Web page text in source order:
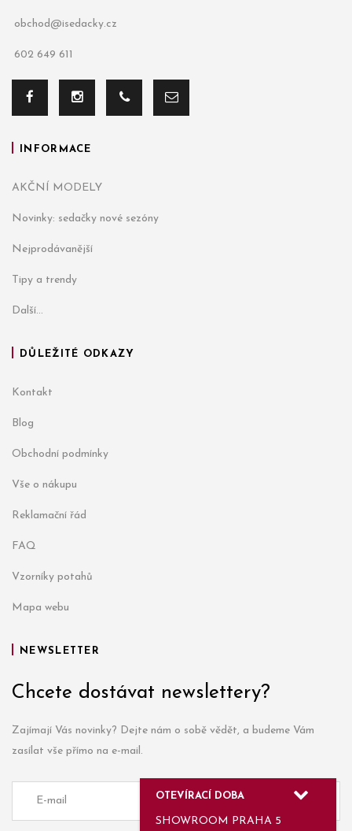
obchod@isedacky.cz
602 649 611
INFORMACE
AKČNÍ MODELY
Novinky: sedačky nové sezóny
Nejprodávanější
Tipy a trendy
Další...
DŮLEŽITÉ ODKAZY
Kontakt
Blog
Obchodní podmínky
Vše o nákupu
Reklamační řád
FAQ
Vzorníky potahů
Mapa webu
NEWSLETTER
Chcete dostávat newslettery?
Zajímají Vás novinky? Dejte nám o sobě vědět, a budeme Vám
zasílat vše přímo na e-mail.
OTEVÍRACÍ DOBA
SHOWROOM PRAHA 5